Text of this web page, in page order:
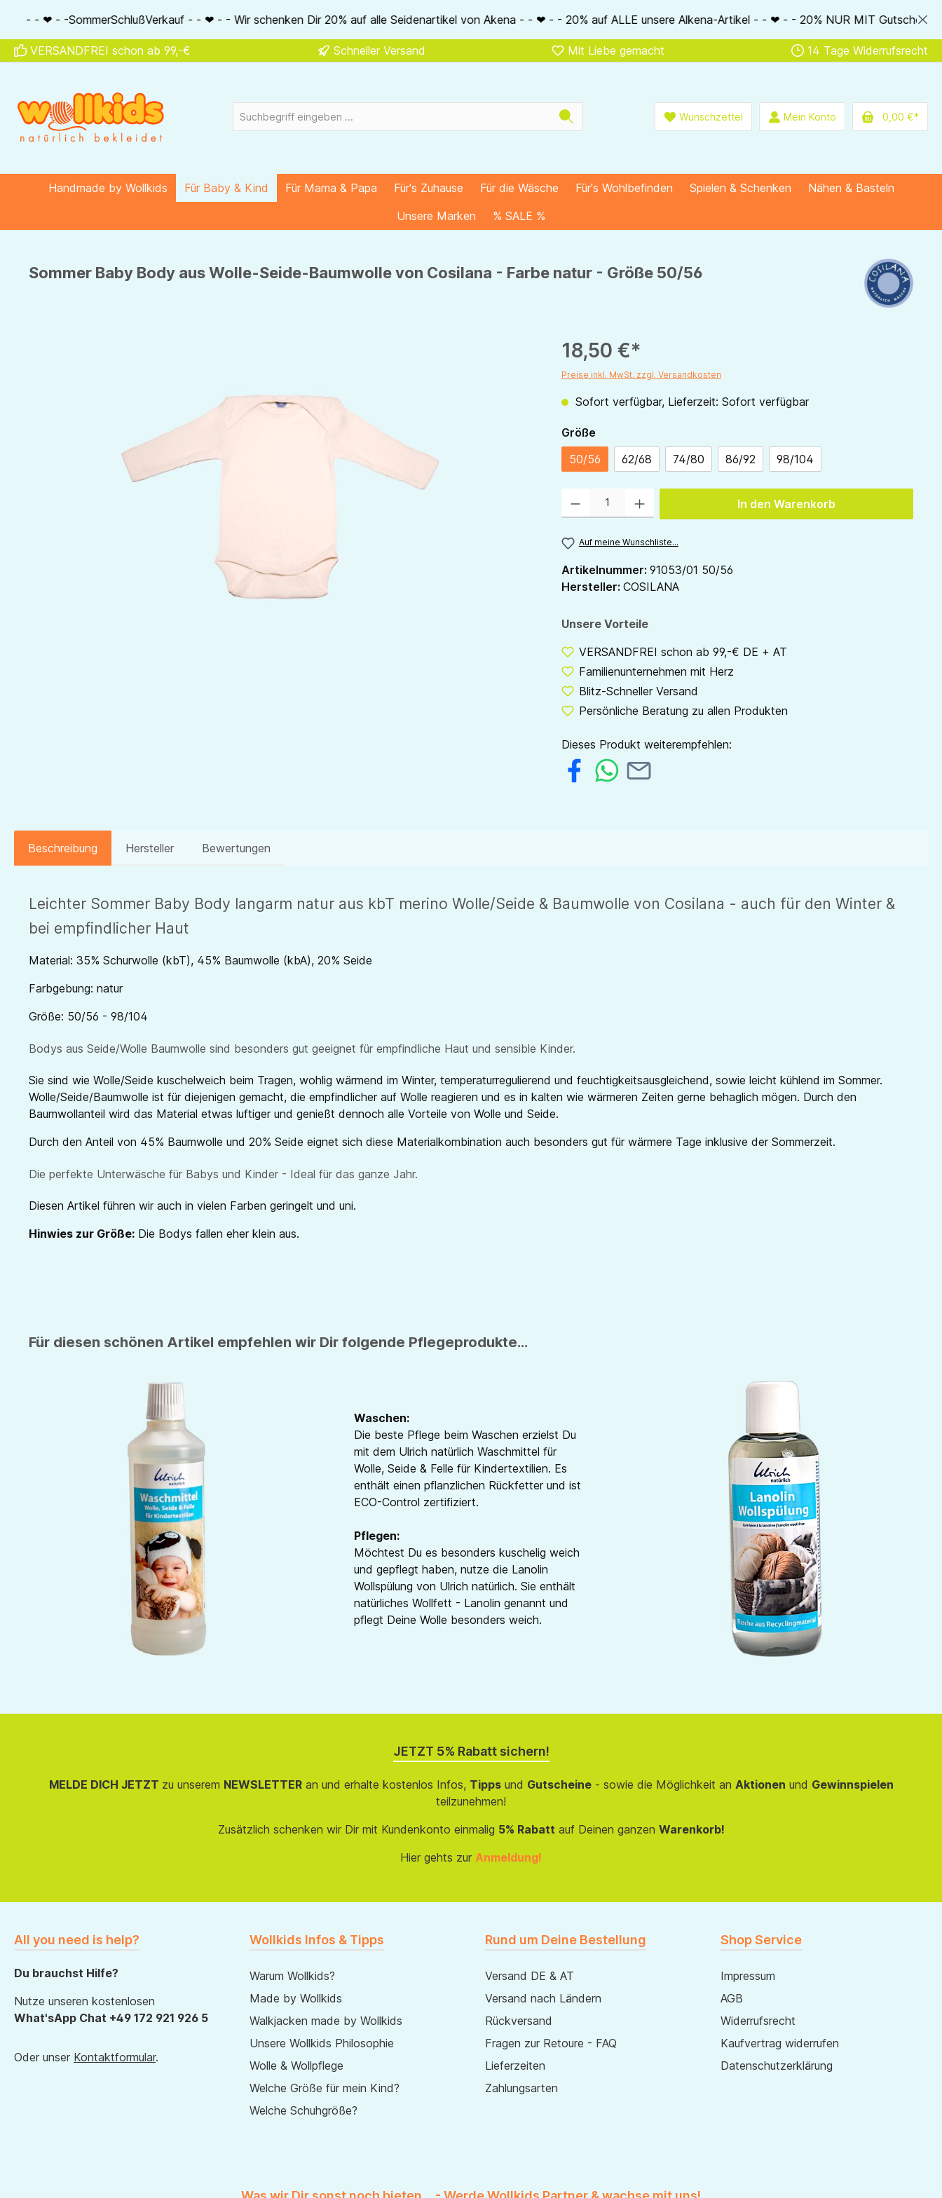
Zur Hauptnavigation springen
- - ❤ - - Wir schenken Dir 20% auf alle Seidenartikel von Akena - - ❤ - - 20% auf ALLE unsere Alkena-Artikel - - ❤ - - 20% NUR MIT Gutscheincode: AlkenaSSV - -
VERSANDFREI schon ab 99,-€ Schneller Versand Mit Liebe gemacht 14 Tage Widerrufsrecht
Wunschzettel Mein Konto 0,00 €*
Handmade by Wollkids Für Baby & Kind Für Mama & Papa Für's Zuhause Für die Wäsche Für's Wohlbefinden Spielen & Schenken
Nähen & Basteln
Unsere Marken
% SALE %
Sommer Baby Body aus Wolle-Seide-Baumwolle von Cosilana - Farbe natur - Größe 50/56
18,50 €*
Preise inkl. MwSt. zzgl. Versandkosten
Sofort verfügbar, Lieferzeit: Sofort verfügbar
Größeauswählen
50/56
62/68 74/80 86/92 98/104
In den Warenkorb
Auf meine Wunschliste...
Artikelnummer: 91053/01 50/56
Hersteller: COSILANA
Unsere Vorteile
VERSANDFREI schon ab 99,-€ DE + AT
Familienunternehmen mit Herz
Blitz-Schneller Versand
Persönliche Beratung zu allen Produkten
Dieses Produkt weiterempfehlen:
Beschreibung Hersteller Bewertungen
Leichter Sommer Baby Body langarm natur aus kbT merino Wolle/Seide & Baumwolle von Cosilana - auch für den Winter &
bei empfindlicher Haut
Material: 35% Schurwolle (kbT), 45% Baumwolle (kbA), 20% Seide
Farbgebung: natur
Größe: 50/56 - 98/104
Bodys aus Seide/Wolle Baumwolle sind besonders gut geeignet für empfindliche Haut und sensible Kinder.
Sie sind wie Wolle/Seide kuschelweich beim Tragen, wohlig wärmend im Winter, temperaturregulierend und feuchtigkeitsausgleichend, sowie leicht kühlend im Sommer.
Wolle/Seide/Baumwolle ist für diejenigen gemacht, die empfindlicher auf Wolle reagieren und es in kalten wie wärmeren Zeiten gerne behaglich mögen. Durch den
Baumwollanteil wird das Material etwas luftiger und genießt dennoch alle Vorteile von Wolle und Seide.
Durch den Anteil von 45% Baumwolle und 20% Seide eignet sich diese Materialkombination auch besonders gut für wärmere Tage inklusive der Sommerzeit.
Die perfekte Unterwäsche für Babys und Kinder - Ideal für das ganze Jahr.
Diesen Artikel führen wir auch in vielen Farben geringelt und uni.
Hinwies zur Größe: Die Bodys fallen eher klein aus.
Für diesen schönen Artikel empfehlen wir Dir folgende Pflegeprodukte...
Waschen:
Die beste Pflege beim Waschen erzielst Du
mit dem Ulrich natürlich Waschmittel für
Wolle, Seide & Felle für Kindertextilien. Es
enthält einen pflanzlichen Rückfetter und ist
ECO-Control zertifiziert.
Pflegen:
Möchtest Du es besonders kuschelig weich
und gepflegt haben, nutze die Lanolin
Wollspülung von Ulrich natürlich. Sie enthält
natürliches Wollfett - Lanolin genannt und
pflegt Deine Wolle besonders weich.
JETZT 5% Rabatt sichern!
MELDE DICH JETZT zu unserem NEWSLETTERan und erhalte kostenlos Infos, Tippsund Gutscheine- sowie die Möglichkeit an Aktionen und Gewinnspielen
teilzunehmen!
Zusätzlich schenken wir Dir mit Kundenkonto einmalig 5% Rabatt auf Deinen ganzen Warenkorb!
Hier gehts zur Anmeldung!
All you need is help?
Du brauchst Hilfe?
Nutze unseren kostenlosen
What'sApp Chat +49 172 921 926 5
Oder unser Kontaktformular.
Wollkids Infos & Tipps
Warum Wollkids?
Made by Wollkids
Walkjacken made by Wollkids
Unsere Wollkids Philosophie
Wolle & Wollpflege
Welche Größe für mein Kind?
Welche Schuhgröße?
Rund um Deine Bestellung
Versand DE & AT
Versand nach Ländern
Rückversand
Fragen zur Retoure - FAQ
Lieferzeiten
Zahlungsarten
Shop Service
Impressum
AGB
Widerrufsrecht
Kaufvertrag widerrufen
Datenschutzerklärung